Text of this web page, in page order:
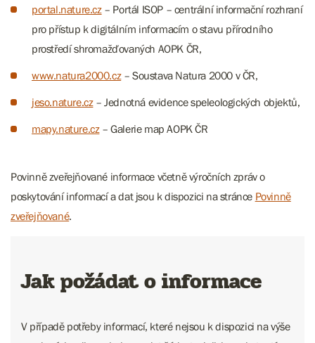
portal.nature.cz– Portál ISOP – centrální informační rozhraní
pro přístup k digitálním informacím o stavu přírodního
prostředí shromažďovaných AOPK ČR,
www.natura2000.cz– Soustava Natura 2000 v ČR,
jeso.nature.cz– Jednotná evidence speleologických objektů,
mapy.nature.cz– Galerie map AOPK ČR
Povinně zveřejňované informace včetně výročních zpráv o
poskytování informací a dat jsou k dispozici na stránce Povinně
zveřejňované.
Jak požádat o informace
V případě potřeby informací, které nejsou k dispozici na výše